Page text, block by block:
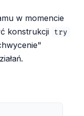
w momencie
konstrukcji
try